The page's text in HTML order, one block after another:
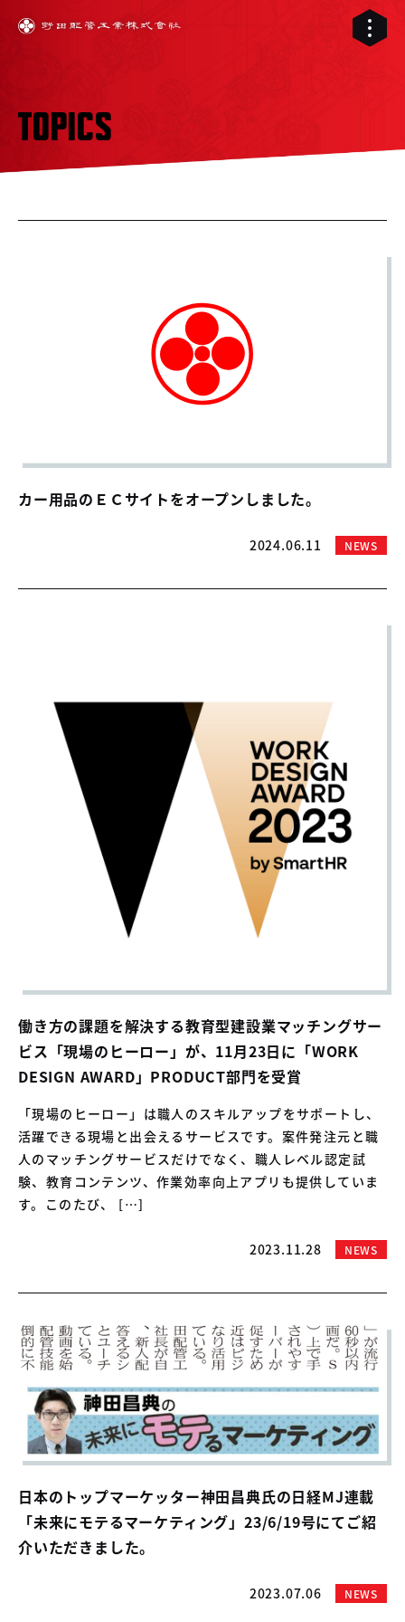
配管工事
RELIVE
TOPICS
カー用品のＥＣサイトをオープンしました。
2024.06.11 NEWS
働き方の課題を解決する教育型建設業マッチングサー
ビス「現場のヒーロー」が、11月23日に「WORK
DESIGN AWARD」PRODUCT部門を受賞
「現場のヒーロー」は職人のスキルアップをサポートし、
活躍できる現場と出会えるサービスです。案件発注元と職
人のマッチングサービスだけでなく、職人レベル認定試
験、教育コンテンツ、作業効率向上アプリも提供していま
す。このたび、 […]
2023.11.28 NEWS
日本のトップマーケッター神田昌典氏の日経MJ連載
「未来にモテるマーケティング」23/6/19号にてご紹
介いただきました。
2023.07.06 NEWS